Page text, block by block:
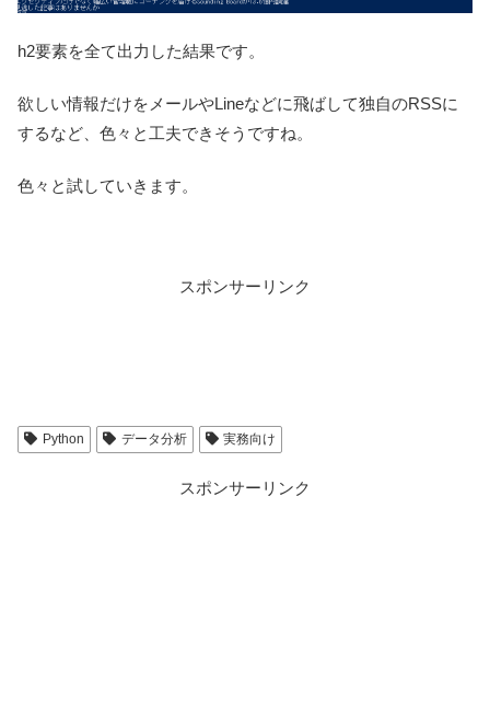
h2要素を全て出力した結果です。
欲しい情報だけをメールやLineなどに飛ばして独自のRSSに
するなど、色々と工夫できそうですね。
色々と試していきます。
スポンサーリンク
Python データ分析 実務向け
スポンサーリンク